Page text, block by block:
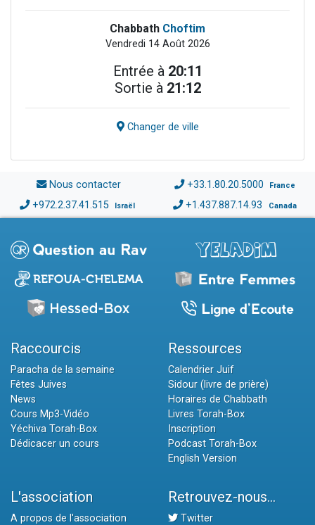
Chabbath Choftim
Vendredi 14 Août 2026
Entrée à 20:11
Sortie à 21:12
Changer de ville
Nous contacter +33.1.80.20.5000 France
+972.2.37.41.515 Israël +1.437.887.14.93 Canada
Raccourcis
Paracha de la semaine
Fêtes Juives
News
Cours Mp3-Vidéo
Yéchiva Torah-Box
Dédicacer un cours
Ressources
Calendrier Juif
Sidour (livre de prière)
Horaires de Chabbath
Livres Torah-Box
Inscription
Podcast Torah-Box
English Version
L'association
A propos de l'association
Retrouvez-nous...
Twitter